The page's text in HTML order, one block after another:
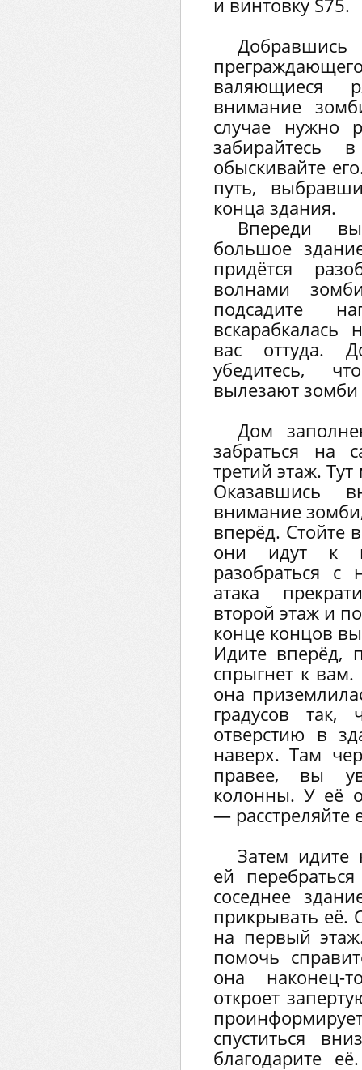
и винтовку S75.
валяющиеся
внимание
случае нужно
обыскивайте
путь,
конца здания.
Впереди
большое
придётся
волнами
подсадите
вас оттуда.
убедитесь,
вылезают зомби
Дом
забраться на
третий этаж.
Оказавшись
внимание
вперёд. Стойте
они идут к
разобраться
атака
второй этаж и
конце концов
Идите вперёд,
спрыгнет к вам.
она
градусов так,
отверстию в
наверх. Там
правее, вы
колонны. У её
— расстреляйте
Затем идите
ей
соседнее
прикрывать её.
на первый
помочь
она наконец-
откроет
спуститься
благодарите